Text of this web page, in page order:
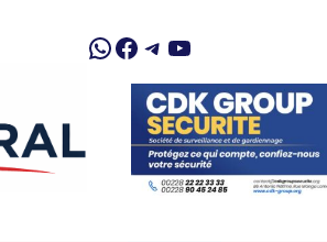
WhatsApp
Facebook
Telegram
YouTube